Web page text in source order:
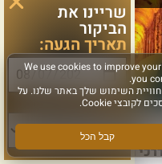
הגעה עוד
שריינו את
הביקור
תאריך הגעה:
סוג פעילות: